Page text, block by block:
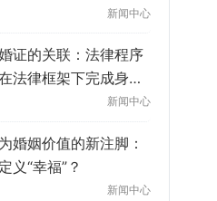
新闻中心
证的关联：法律程序
法律框架下完成身份
”？
新闻中心
婚姻价值的新注脚：
义“幸福”？
新闻中心